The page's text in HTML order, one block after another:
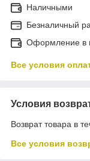
Наличными
Безналичный
Оформление в
Все условия
Условия
Возврат товара в
Все условия